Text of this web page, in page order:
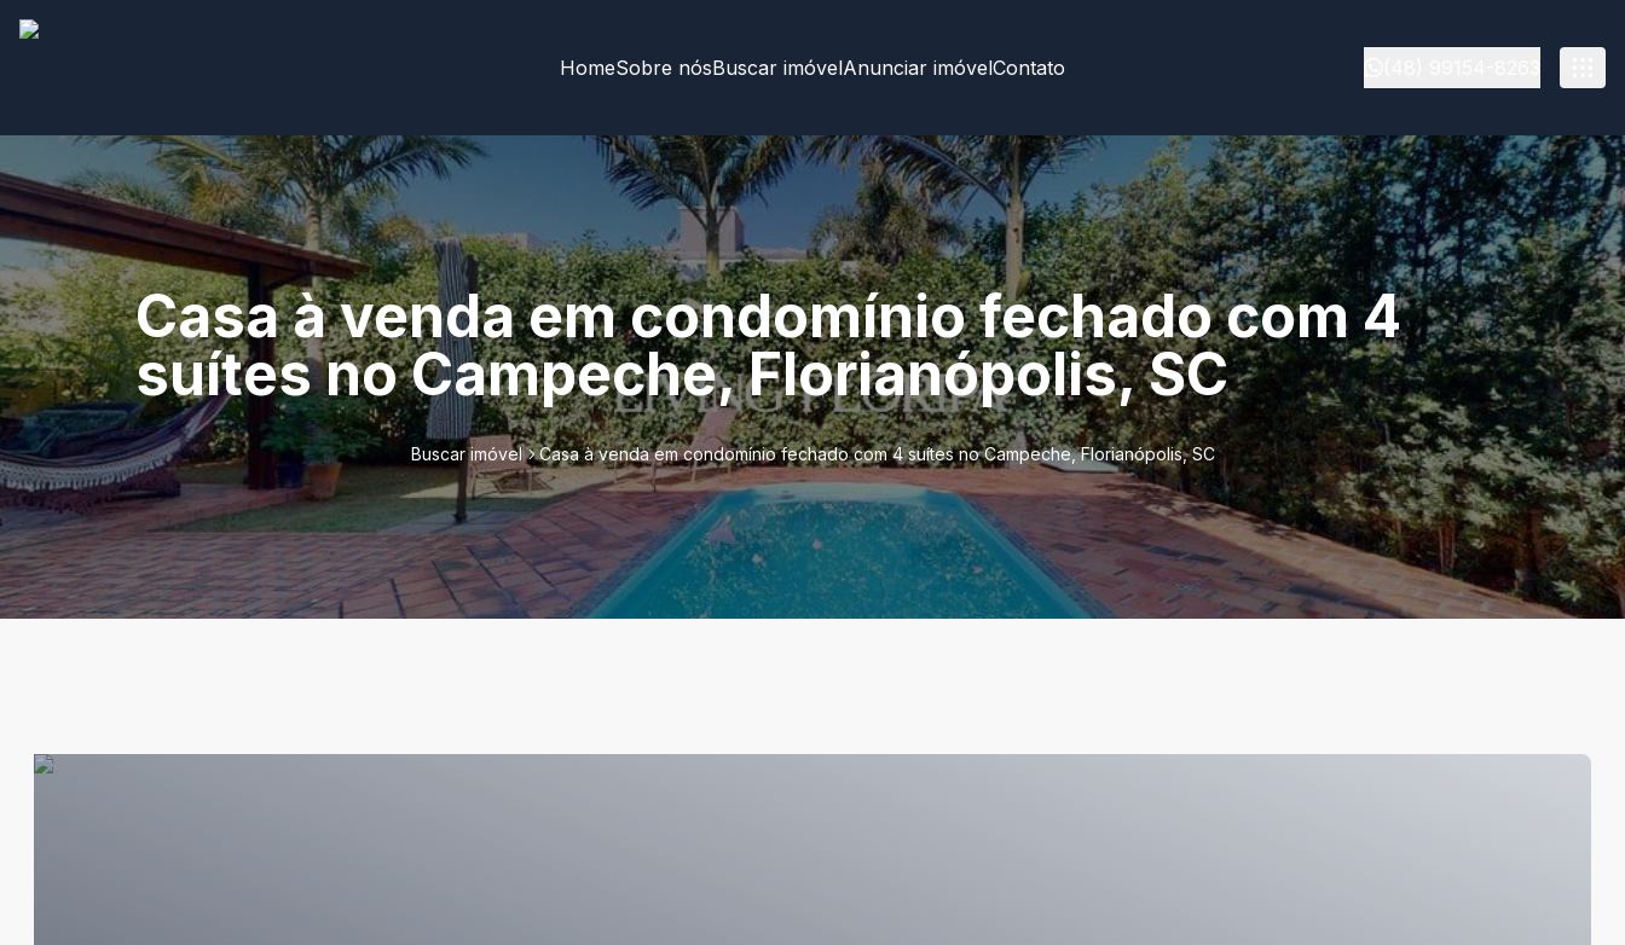
HomeSobre nósBuscar imóvelAnunciar imóvelContato
Casa à venda em condomínio fechado com 4
suítes no Campeche, Florianópolis, SC
Buscar imóvel Casa à venda em condomínio fechado com 4 suítes no Campeche, Florianópolis, SC